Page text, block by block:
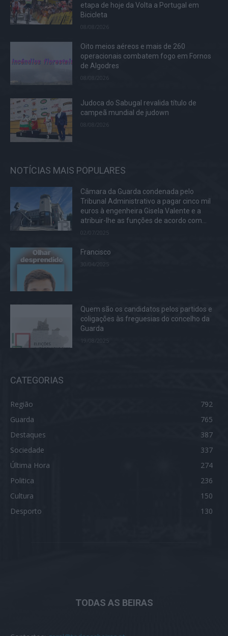
etapa de hoje da Volta a Portugal em
Bicicleta
08/08/2026
Oito meios aéreos e mais de 260
operacionais combatem fogo em Fornos
de Algodres
08/08/2026
Judoca do Sabugal revalida título de
campeã mundial de judown
08/08/2026
NOTÍCIAS MAIS POPULARES
Câmara da Guarda condenada pelo
Tribunal Administrativo a pagar cinco mil
euros à engenheira Gisela Valente e a
atribuir-lhe as funções de acordo com...
02/07/2025
Francisco
30/04/2025
Quem são os candidatos pelos partidos e
coligações às freguesias do concelho da
Guarda
CATEGORIAS
Região
792
Guarda
765
Destaques
387
Sociedade
337
Última Hora
274
Politica
236
Cultura
150
Desporto
130
TODAS AS BEIRAS